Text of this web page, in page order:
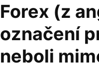
Forex (z
označení
neboli